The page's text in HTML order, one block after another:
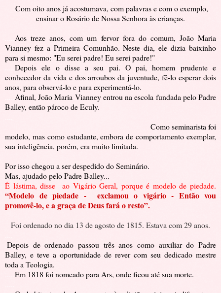
Com oito anos já acostumava, com palavras e com o exemplo,
ensinar o Rosário de Nossa Senhora às crianças.
Aos treze anos, com um fervor fora do comum, João Maria
Vianney fez a Primeira Comunhão. Neste dia, ele dizia baixinho
para si mesmo: "Eu serei padre! Eu serei padre!"
Depois ele o disse a seu pai. O pai, homem prudente e
conhecedor da vida e dos arroubos da juventude, fê-lo esperar dois
anos, para observá-lo e para experimentá-lo.
Afinal, João Maria Vianney entrou na escola fundada pelo Padre
Balley, então pároco de Eculy.
Como seminarista foi
modelo, mas como estudante, embora de comportamento exemplar,
sua inteligência, porém, era muito limitada.
Por isso chegou a ser despedido do Seminário.
Mas, ajudado pelo Padre Balley...
É lástima, disse ao Vigário Geral, porque é modelo de piedade.
“Modelo de piedade - exclamou o vigário - Então vou
promovê-lo, e a graça de Deus fará o resto”.
Foi ordenado no dia 13 de agosto de 1815. Estava com 29 anos.
Depois de ordenado passou três anos como auxiliar do Padre
Balley, e teve a oportunidade de rever com seu dedicado mestre
toda a Teologia.
Em 1818 foi nomeado para Ars, onde ficou até sua morte.